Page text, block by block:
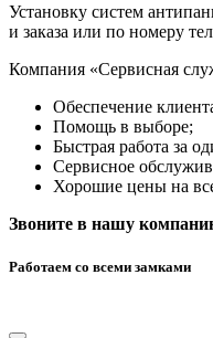
Установку систем
и заказа или по номеру
Компания «Сервисная
Обеспечение
Помощь в выборе;
Быстрая работа за
Сервисное
Хорошие цены на
Звоните в нашу
Работаем со всеми замками